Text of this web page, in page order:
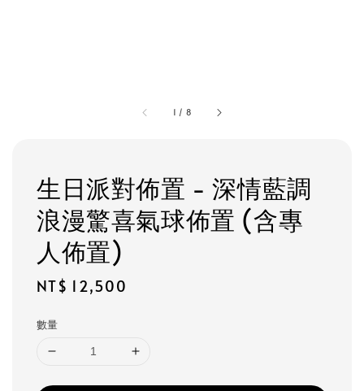
1 / 8
生日派對佈置 - 深情藍調
浪漫驚喜氣球佈置 (含專
人佈置)
Regular
NT$ 12,500
數量